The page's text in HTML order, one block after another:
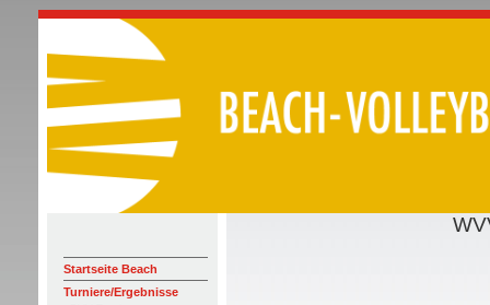
Startseite Beach
Turniere/Ergebnisse